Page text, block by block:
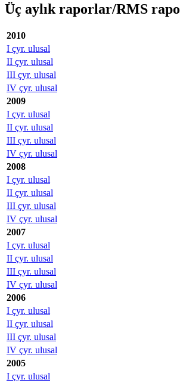
Üç aylık raporlar/RMS
2010
I çyr. ulusal
II çyr. ulusal
III çyr. ulusal
IV çyr. ulusal
2009
I çyr. ulusal
II çyr. ulusal
III çyr. ulusal
IV çyr. ulusal
2008
I çyr. ulusal
II çyr. ulusal
III çyr. ulusal
IV çyr. ulusal
2007
I çyr. ulusal
II çyr. ulusal
III çyr. ulusal
IV çyr. ulusal
2006
I çyr. ulusal
II çyr. ulusal
III çyr. ulusal
IV çyr. ulusal
2005
I çyr. ulusal